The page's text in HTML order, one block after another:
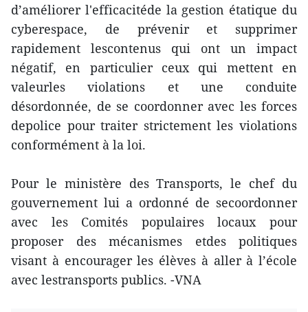
d’améliorer l'efficacitéde la gestion étatique du
cyberespace, de prévenir et supprimer
rapidement lescontenus qui ont un impact
négatif, en particulier ceux qui mettent en
valeurles violations et une conduite
désordonnée, de se coordonner avec les forces
depolice pour traiter strictement les violations
conformément à la loi.
Pour le ministère des Transports, le chef du
gouvernement lui a ordonné de secoordonner
avec les Comités populaires locaux pour
proposer des mécanismes etdes politiques
visant à encourager les élèves à aller à l’école
avec lestransports publics. -VNA